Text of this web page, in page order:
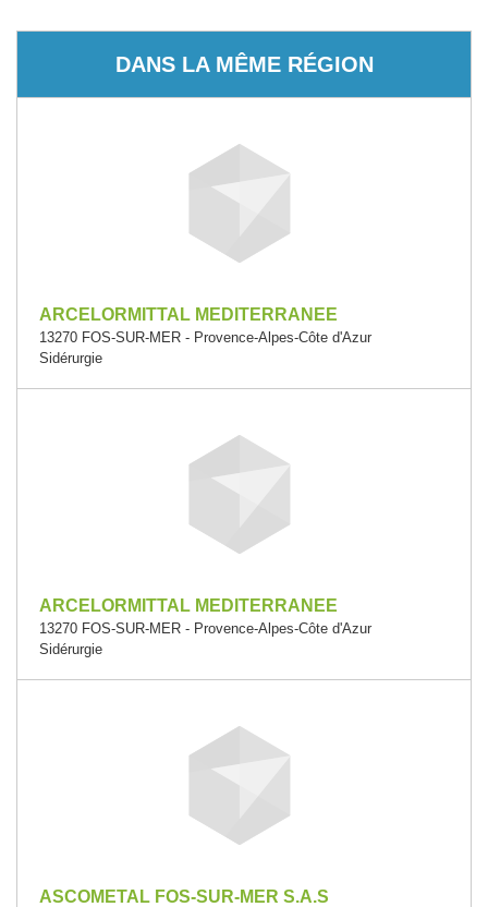
DANS LA MÊME RÉGION
ARCELORMITTAL MEDITERRANEE
13270 FOS-SUR-MER - Provence-Alpes-Côte d'Azur
Sidérurgie
ARCELORMITTAL MEDITERRANEE
13270 FOS-SUR-MER - Provence-Alpes-Côte d'Azur
Sidérurgie
ASCOMETAL FOS-SUR-MER S.A.S